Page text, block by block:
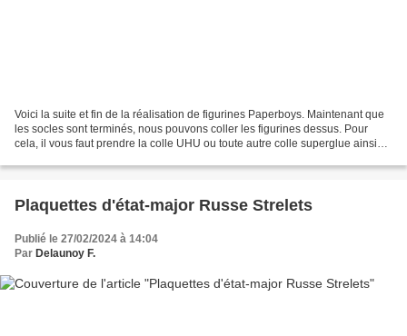
Voici la suite et fin de la réalisation de figurines Paperboys. Maintenant que
les socles sont terminés, nous pouvons coller les figurines dessus. Pour
cela, il vous faut prendre la colle UHU ou toute autre colle superglue ainsi
Plaquettes d'état-major Russe Strelets
Publié le 27/02/2024 à 14:04
Par Delaunoy F.